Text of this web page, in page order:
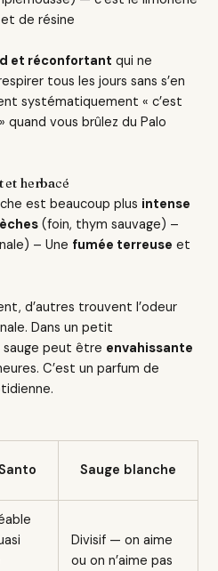
et de résine
et réconfortant qui ne
tous les jours sans s’en
systématiquement « c’est
vous brûlez du Palo
et herbacé
est beaucoup plus intense
(foin, thym sauvage) –
– Une fumée terreuse et
d’autres trouvent l’odeur
Dans un petit
peut être envahissante
C’est un parfum de
Sauge blanche
Divisif — on aime
ou on n’aime pas